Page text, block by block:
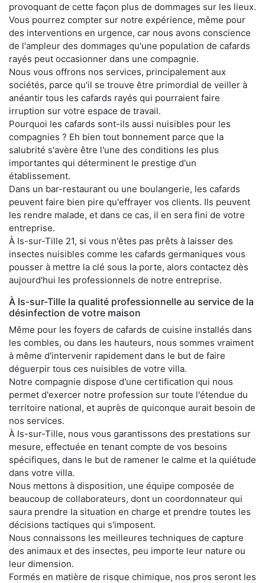
provoquant de cette façon plus de dommages sur les lieux.
Vous pourrez compter sur notre expérience, même pour
des interventions en urgence, car nous avons conscience
de l'ampleur des dommages qu'une population de cafards
rayés peut occasionner dans une compagnie.
Nous vous offrons nos services, principalement aux
sociétés, parce qu'il se trouve être primordial de veiller à
anéantir tous les cafards rayés qui pourraient faire
irruption sur votre espace de travail.
Pourquoi les cafards sont-ils aussi nuisibles pour les
compagnies ? Eh bien tout bonnement parce que la
salubrité s'avère être l'une des conditions les plus
importantes qui déterminent le prestige d'un
établissement.
Dans un bar-restaurant ou une boulangerie, les cafards
peuvent faire bien pire qu'effrayer vos clients. Ils peuvent
les rendre malade, et dans ce cas, il en sera fini de votre
entreprise.
À Is-sur-Tille 21, si vous n'êtes pas prêts à laisser des
insectes nuisibles comme les cafards germaniques vous
pousser à mettre la clé sous la porte, alors contactez dès
aujourd'hui les professionnels de notre entreprise.
À Is-sur-Tille la qualité professionnelle au service de la
désinfection de votre maison
Même pour les foyers de cafards de cuisine installés dans
les combles, ou dans les hauteurs, nous sommes vraiment
à même d'intervenir rapidement dans le but de faire
déguerpir tous ces nuisibles de votre villa.
Notre compagnie dispose d'une certification qui nous
permet d'exercer notre profession sur toute l'étendue du
territoire national, et auprès de quiconque aurait besoin de
nos services.
À Is-sur-Tille, nous vous garantissons des prestations sur
mesure, effectuée en tenant compte de vos besoins
spécifiques, dans le but de ramener le calme et la quiétude
dans votre villa.
Nous mettons à disposition, une équipe composée de
beaucoup de collaborateurs, dont un coordonnateur qui
saura prendre la situation en charge et prendre toutes les
décisions tactiques qui s'imposent.
Nous connaissons les meilleures techniques de capture
des animaux et des insectes, peu importe leur nature ou
leur dimension.
Formés en matière de risque chimique, nos pros seront les